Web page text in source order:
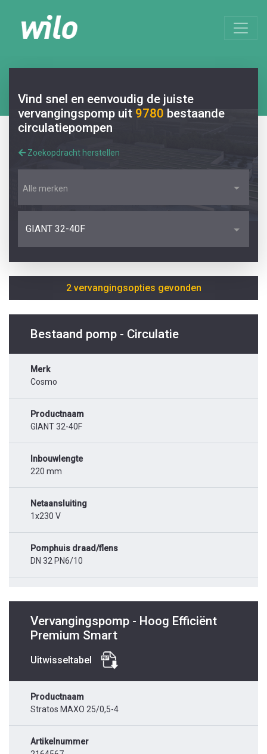
Vind snel en eenvoudig de juiste
vervangingspomp uit 9780 bestaande
circulatiepompen
Zoekopdracht herstellen
Alle merken
GIANT 32-40F
2 vervangingsopties gevonden
Bestaand pomp - Circulatie
Merk
Cosmo
Productnaam
GIANT 32-40F
Inbouwlengte
220 mm
Netaansluiting
1x230 V
Pomphuis draad/flens
DN 32 PN6/10
Vervangingspomp - Hoog Efficiënt
Premium Smart
Uitwisseltabel
Productnaam
Stratos MAXO 25/0,5-4
Artikelnummer